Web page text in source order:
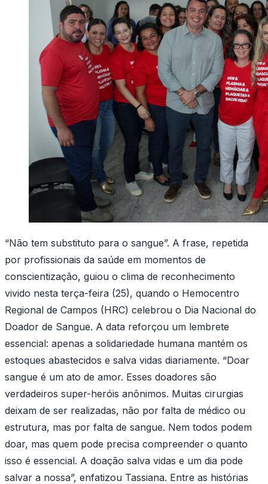
“Não tem substituto para o sangue”. A frase, repetida
por profissionais da saúde em momentos de
conscientização, guiou o clima de reconhecimento
vivido nesta terça-feira (25), quando o Hemocentro
Regional de Campos (HRC) celebrou o Dia Nacional do
Doador de Sangue. A data reforçou um lembrete
essencial: apenas a solidariedade humana mantém os
estoques abastecidos e salva vidas diariamente. “Doar
sangue é um ato de amor. Esses doadores são
verdadeiros super-heróis anônimos. Muitas cirurgias
deixam de ser realizadas, não por falta de médico ou
estrutura, mas por falta de sangue. Nem todos podem
doar, mas quem pode precisa compreender o quanto
isso é essencial. A doação salva vidas e um dia pode
salvar a nossa”, enfatizou Tassiana. Entre as histórias